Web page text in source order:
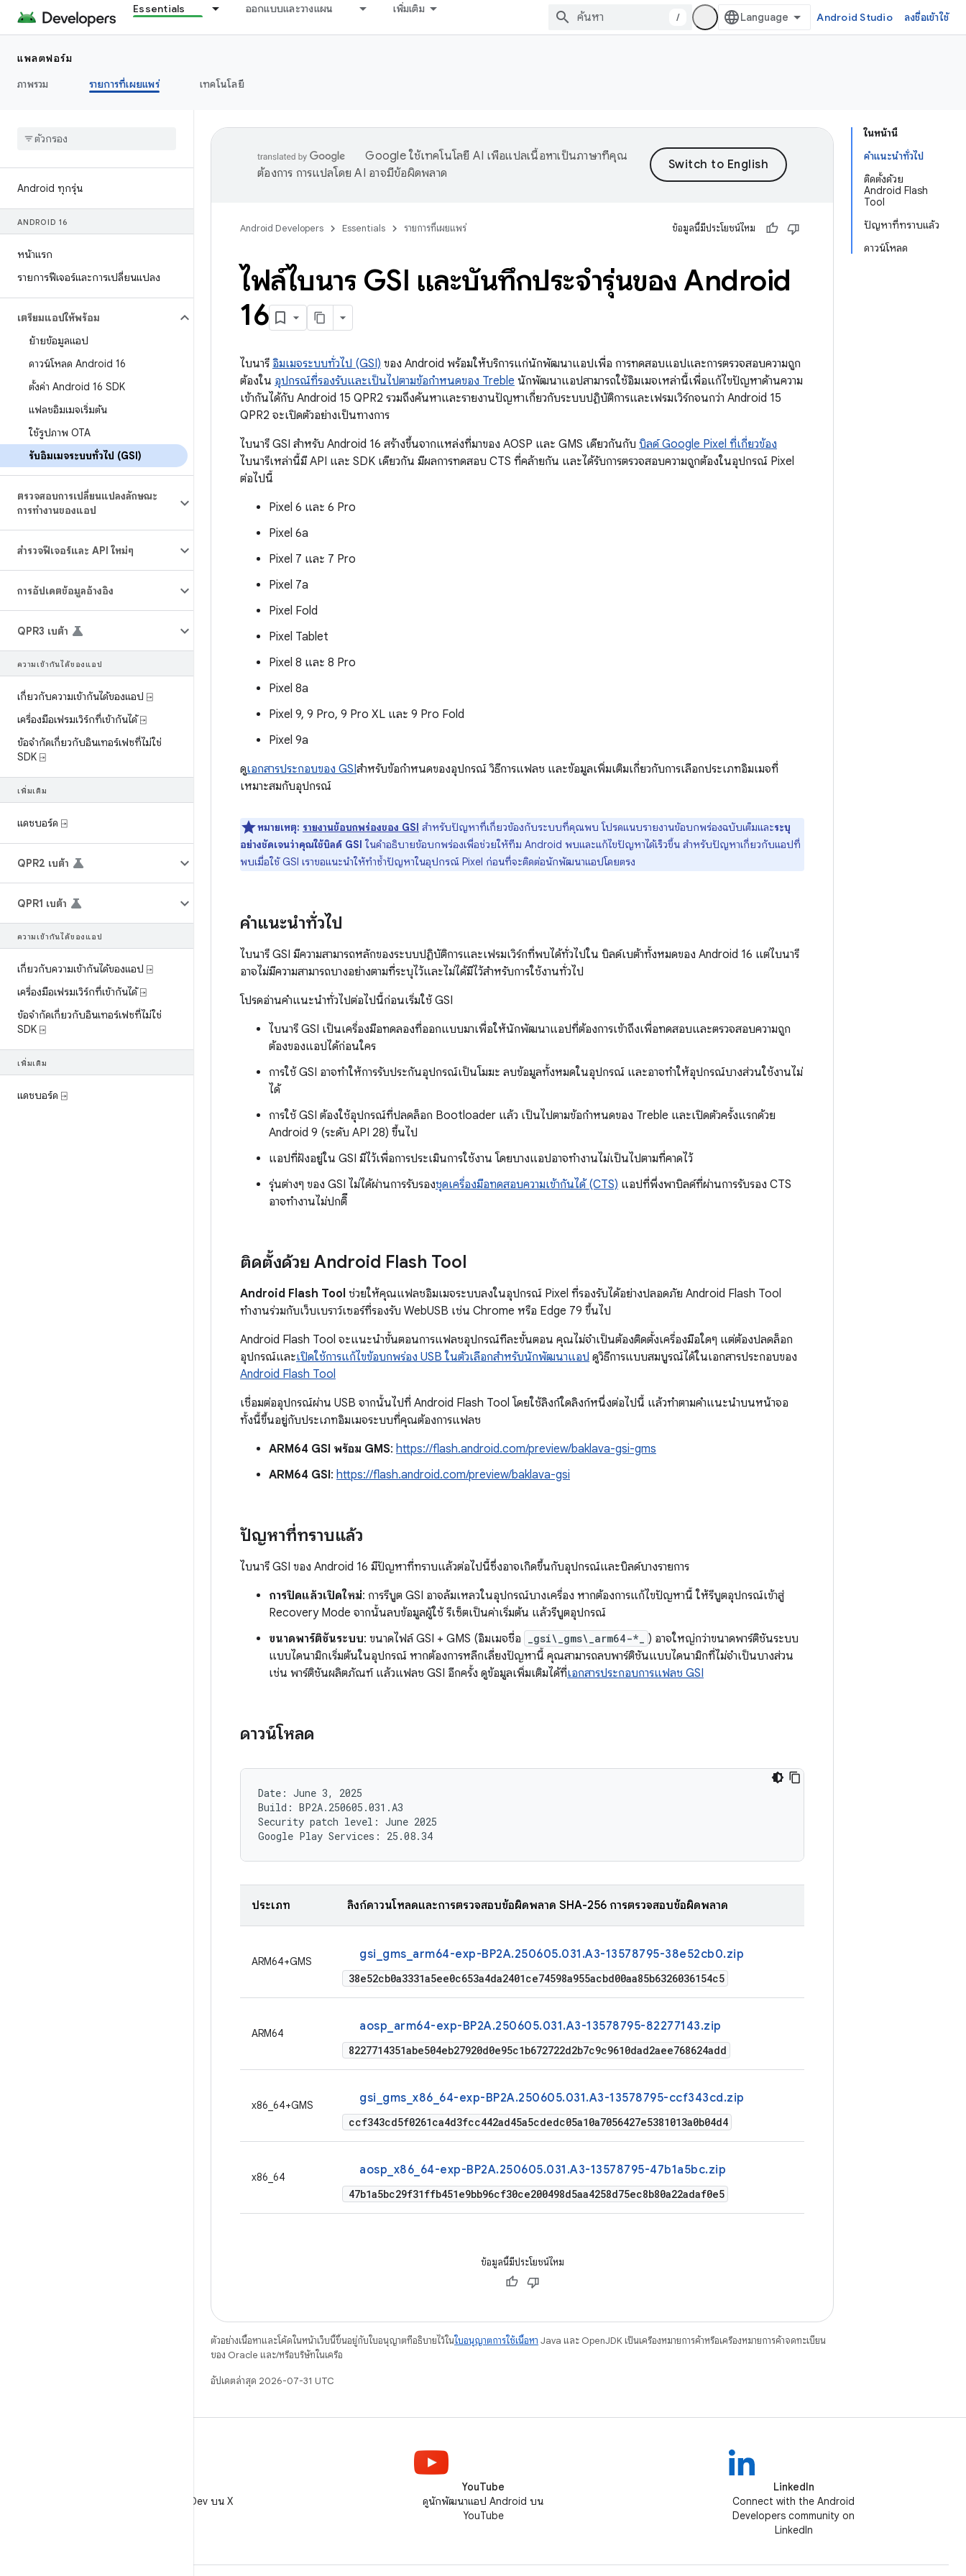
Essentials ออกแบบและวางแผน เพิ่มเติม
/ Android Studio ลงชื่อเข้าใช้
แพลตฟอร์ม
ภาพรวม
รายการที่เผยแพร่ เทคโนโลยี
Android ทุกรุ่น
ANDROID 16
หน้าแรก
รายการฟีเจอร์และการเปลี่ยนแปลง
เตรียมแอปให้พร้อม
ย้ายข้อมูลแอป
ดาวน์โหลด Android 16
ตั้งค่า Android 16 SDK
แฟลชอิมเมจเริ่มต้น
ใช้รูปภาพ OTA
รับอิมเมจระบบทั่วไป (GSI)
ตรวจสอบการเปลี่ยนแปลงลักษณะ
การทำงานของแอป
สำรวจฟีเจอร์และ API ใหม่ๆ
การอัปเดตข้อมูลอ้างอิง
QPR3 เบต้า
ความเข้ากันได้ของแอป
เกี่ยวกับความเข้ากันได้ของแอป ⍈
เครื่องมือเฟรมเวิร์กที่เข้ากันได้ ⍈
ข้อจำกัดเกี่ยวกับอินเทอร์เฟซที่ไม่ใช่
SDK ⍈
เพิ่มเติม
แดชบอร์ด ⍈
QPR2 เบต้า
QPR1 เบต้า
ความเข้ากันได้ของแอป
เกี่ยวกับความเข้ากันได้ของแอป ⍈
เครื่องมือเฟรมเวิร์กที่เข้ากันได้ ⍈
ข้อจำกัดเกี่ยวกับอินเทอร์เฟซที่ไม่ใช่
SDK ⍈
เพิ่มเติม
แดชบอร์ด ⍈
ในหน้านี้
คำแนะนำทั่วไป
ติดตั้งด้วย
Android Flash
Tool
ปัญหาที่ทราบแล้ว
ดาวน์โหลด
Google ใช้เทคโนโลยี AI เพื่อแปลเนื้อหาเป็นภาษาที่คุณ
ต้องการ การแปลโดย AI อาจมีข้อผิดพลาด
Android Developers Essentials รายการที่เผยแพร่ ข้อมูลนี้มีประโยชน์ไหม
ไฟล์ไบนารี GSI และบันทึกประจำรุ่นของ Android
16
ไบนารี อิมเมจระบบทั่วไป (GSI) ของ Android พร้อมให้บริการแก่นักพัฒนาแอปเพื่อ การทดสอบแอปและการตรวจสอบความถูก
ต้องใน อุปกรณ์ที่รองรับและเป็นไปตามข้อกำหนดของ Treble นักพัฒนาแอปสามารถใช้อิมเมจเหล่านี้เพื่อแก้ไขปัญหาด้านความ
เข้ากันได้กับ Android 15 QPR2 รวมถึงค้นหาและรายงานปัญหาเกี่ยวกับระบบปฏิบัติการและเฟรมเวิร์กจนกว่า Android 15
QPR2 จะเปิดตัวอย่างเป็นทางการ
ไบนารี GSI สำหรับ Android 16 สร้างขึ้นจากแหล่งที่มาของ AOSP และ GMS เดียวกันกับ บิลด์ Google Pixel ที่เกี่ยวข้อง
ไบนารีเหล่านี้มี API และ SDK เดียวกัน มีผลการทดสอบ CTS ที่คล้ายกัน และได้รับการตรวจสอบความถูกต้องในอุปกรณ์ Pixel
ต่อไปนี้
Pixel 6 และ 6 Pro
Pixel 6a
Pixel 7 และ 7 Pro
Pixel 7a
Pixel Fold
Pixel Tablet
Pixel 8 และ 8 Pro
Pixel 8a
Pixel 9, 9 Pro, 9 Pro XL และ 9 Pro Fold
Pixel 9a
ดูเอกสารประกอบของ GSIสำหรับข้อกำหนดของอุปกรณ์ วิธีการแฟลช และข้อมูลเพิ่มเติมเกี่ยวกับการเลือกประเภทอิมเมจที่
เหมาะสมกับอุปกรณ์
หมายเหตุ: รายงานข้อบกพร่องของ GSI สำหรับปัญหาที่เกี่ยวข้องกับระบบที่คุณพบ โปรดแนบรายงานข้อบกพร่องฉบับเต็มและระบุ
อย่างชัดเจนว่าคุณใช้บิลด์ GSI ในคำอธิบายข้อบกพร่องเพื่อช่วยให้ทีม Android พบและแก้ไขปัญหาได้เร็วขึ้น สำหรับปัญหาเกี่ยวกับแอปที่
พบเมื่อใช้ GSI เราขอแนะนำให้ทำซ้ำปัญหาในอุปกรณ์ Pixel ก่อนที่จะติดต่อนักพัฒนาแอปโดยตรง
คำแนะนำทั่วไป
ไบนารี GSI มีความสามารถหลักของระบบปฏิบัติการและเฟรมเวิร์กที่พบได้ทั่วไปใน บิลด์เบต้าทั้งหมดของ Android 16 แต่ไบนารี
อาจไม่มีความสามารถบางอย่างตามที่ระบุไว้และไม่ได้มีไว้สำหรับการใช้งานทั่วไป
โปรดอ่านคำแนะนำทั่วไปต่อไปนี้ก่อนเริ่มใช้ GSI
ไบนารี GSI เป็นเครื่องมือทดลองที่ออกแบบมาเพื่อให้นักพัฒนาแอปที่ต้องการเข้าถึงเพื่อทดสอบและตรวจสอบความถูก
ต้องของแอปได้ก่อนใคร
การใช้ GSI อาจทำให้การรับประกันอุปกรณ์เป็นโมฆะ ลบข้อมูลทั้งหมดในอุปกรณ์ และอาจทำให้อุปกรณ์บางส่วนใช้งานไม่
ได้
การใช้ GSI ต้องใช้อุปกรณ์ที่ปลดล็อก Bootloader แล้ว เป็นไปตามข้อกำหนดของ Treble และเปิดตัวครั้งแรกด้วย
Android 9 (ระดับ API 28) ขึ้นไป
แอปที่ฝังอยู่ใน GSI มีไว้เพื่อการประเมินการใช้งาน โดยบางแอปอาจทำงานไม่เป็นไปตามที่คาดไว้
รุ่นต่างๆ ของ GSI ไม่ได้ผ่านการรับรองชุดเครื่องมือทดสอบความเข้ากันได้ (CTS) แอปที่พึ่งพาบิลด์ที่ผ่านการรับรอง CTS
อาจทำงานไม่ปกติื
ติดตั้งด้วย Android Flash Tool
Android Flash Tool ช่วยให้คุณแฟลชอิมเมจระบบลงในอุปกรณ์ Pixel ที่รองรับได้อย่างปลอดภัย Android Flash Tool
ทำงานร่วมกับเว็บเบราว์เซอร์ที่รองรับ WebUSB เช่น Chrome หรือ Edge 79 ขึ้นไป
Android Flash Tool จะแนะนำขั้นตอนการแฟลชอุปกรณ์ทีละขั้นตอน คุณไม่จำเป็นต้องติดตั้งเครื่องมือใดๆ แต่ต้องปลดล็อก
อุปกรณ์และเปิดใช้การแก้ไขข้อบกพร่อง USB ในตัวเลือกสำหรับนักพัฒนาแอป ดูวิธีการแบบสมบูรณ์ได้ในเอกสารประกอบของ
Android Flash Tool
เชื่อมต่ออุปกรณ์ผ่าน USB จากนั้นไปที่ Android Flash Tool โดยใช้ลิงก์ใดลิงก์หนึ่งต่อไปนี้ แล้วทำตามคำแนะนำบนหน้าจอ
ทั้งนี้ขึ้นอยู่กับประเภทอิมเมจระบบที่คุณต้องการแฟลช
ARM64 GSI พร้อม GMS: https://flash.android.com/preview/baklava-gsi-gms
ARM64 GSI: https://flash.android.com/preview/baklava-gsi
ปัญหาที่ทราบแล้ว
ไบนารี GSI ของ Android 16 มีปัญหาที่ทราบแล้วต่อไปนี้ซึ่งอาจเกิดขึ้นกับอุปกรณ์และบิลด์บางรายการ
การปิดแล้วเปิดใหม่: การรีบูต GSI อาจล้มเหลวในอุปกรณ์บางเครื่อง หากต้องการแก้ไขปัญหานี้ ให้รีบูตอุปกรณ์เข้าสู่
Recovery Mode จากนั้นลบข้อมูลผู้ใช้ รีเซ็ตเป็นค่าเริ่มต้น แล้วรีบูตอุปกรณ์
ขนาดพาร์ติชันระบบ: ขนาดไฟล์ GSI + GMS (อิมเมจชื่อ _gsi\_gms\_arm64-*_
) อาจใหญ่กว่าขนาดพาร์ติชันระบบ
แบบไดนามิกเริ่มต้นในอุปกรณ์ หากต้องการหลีกเลี่ยงปัญหานี้ คุณสามารถลบพาร์ติชันแบบไดนามิกที่ไม่จำเป็นบางส่วน
เช่น พาร์ติชันผลิตภัณฑ์ แล้วแฟลช GSI อีกครั้ง ดูข้อมูลเพิ่มเติมได้ที่เอกสารประกอบการแฟลช GSI
ดาวน์โหลด
Date: June 3, 2025
Build: BP2A.250605.031.A3
Security patch level: June 2025
ประเภท ลิงก์ดาวน์โหลดและการตรวจสอบข้อผิดพลาด SHA-256 การตรวจสอบข้อผิดพลาด
ARM64+GMS gsi_gms_arm64-exp-BP2A.250605.031.A3-13578795-38e52cb0.zip
38e52cb0a3331a5ee0c653a4da2401ce74598a955acbd00aa85b6326036154c5
ARM64 aosp_arm64-exp-BP2A.250605.031.A3-13578795-82277143.zip
8227714351abe504eb27920d0e95c1b672722d2b7c9c9610dad2aee768624add
x86_64+GMS gsi_gms_x86_64-exp-BP2A.250605.031.A3-13578795-ccf343cd.zip
ccf343cd5f0261ca4d3fcc442ad45a5cdedc05a10a7056427e5381013a0b04d4
x86_64 aosp_x86_64-exp-BP2A.250605.031.A3-13578795-47b1a5bc.zip
47b1a5bc29f31ffb451e9bb96cf30ce200498d5aa4258d75ec8b80a22adaf0e5
ข้อมูลนี้มีประโยชน์ไหม
ตัวอย่างเนื้อหาและโค้ดในหน้าเว็บนี้ขึ้นอยู่กับใบอนุญาตที่อธิบายไว้ในใบอนุญาตการใช้เนื้อหา Java และ OpenJDK เป็นเครื่องหมายการค้าหรือเครื่องหมายการค้าจดทะเบียน
ของ Oracle และ/หรือบริษัทในเครือ
อัปเดตล่าสุด 2026-07-31 UTC
ติดตาม @AndroidDev บน X
YouTube
ดูนักพัฒนาแอป Android บน
YouTube
LinkedIn
Connect with the Android
Developers community on
LinkedIn